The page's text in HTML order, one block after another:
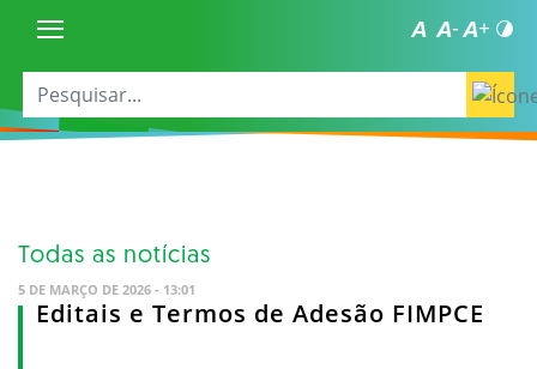
Todas as notícias
5 DE MARÇO DE 2026 - 13:01
Editais e Termos de Adesão FIMPCE